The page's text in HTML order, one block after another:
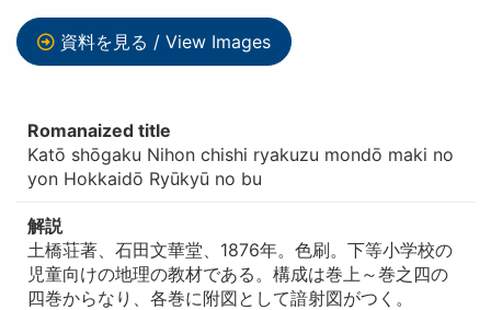
資料を見る / View Images
Romanaized title
Katō shōgaku Nihon chishi ryakuzu mondō maki no
yon Hokkaidō Ryūkyū no bu
解説
土橋荘著、石田文華堂、1876年。色刷。下等小学校の
児童向けの地理の教材である。構成は巻上～巻之四の
四巻からなり、各巻に附図として諳射図がつく。